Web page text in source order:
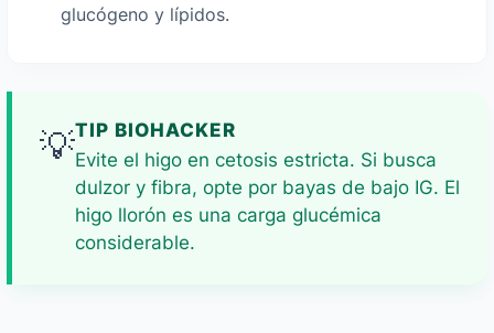
glucógeno y lípidos.
💡TIP BIOHACKER
Evite el higo en cetosis estricta. Si busca
dulzor y fibra, opte por bayas de bajo IG. El
higo llorón es una carga glucémica
considerable.